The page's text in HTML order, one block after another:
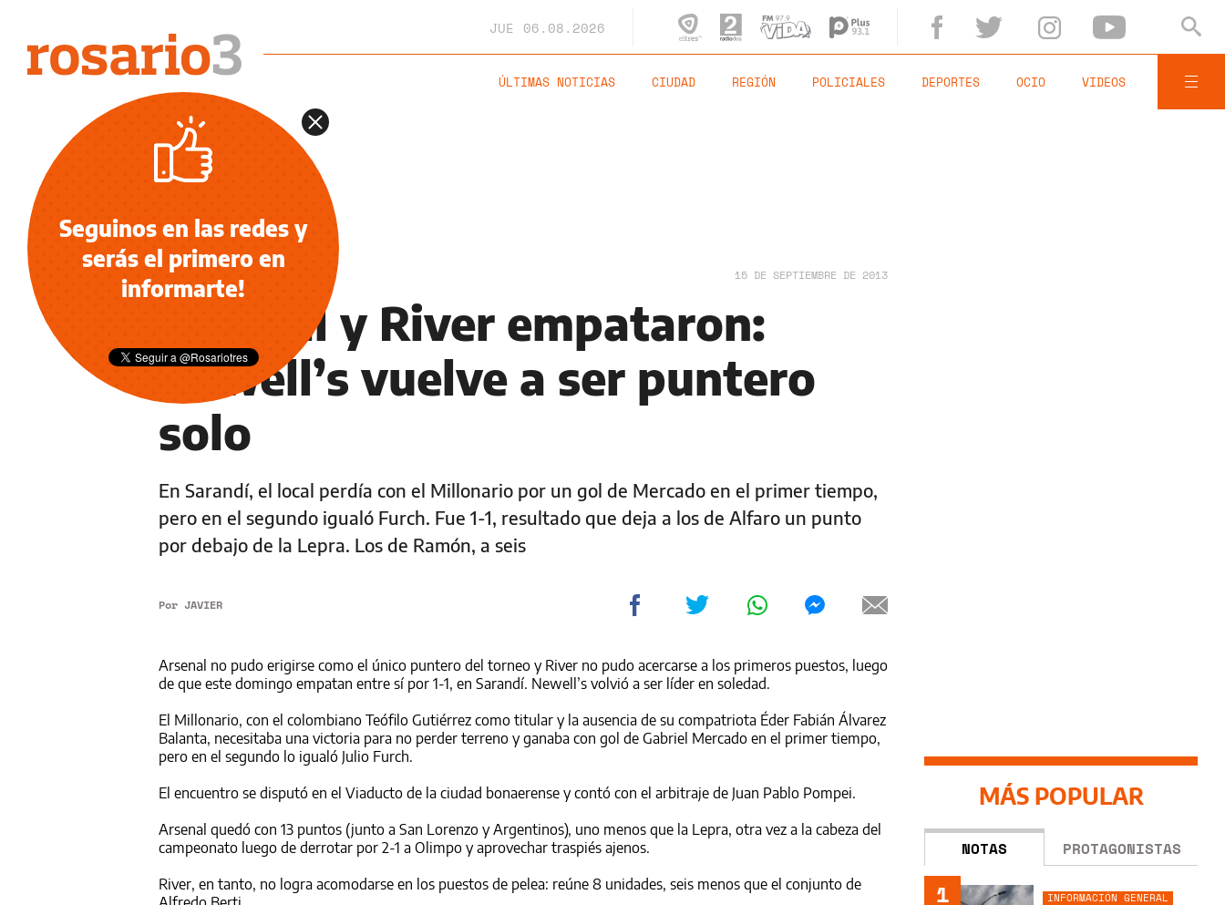
JUE 06.08.2026
ÚLTIMAS NOTICIAS CIUDAD REGIÓN POLICIALES DEPORTES OCIO VIDEOS
NOTICIAS 15 DE SEPTIEMBRE DE 2013
Arsenal y River empataron:
Newell’s vuelve a ser puntero
solo
En Sarandí, el local perdía con el Millonario por un gol de Mercado en el primer tiempo,
pero en el segundo igualó Furch. Fue 1-1, resultado que deja a los de Alfaro un punto
por debajo de la Lepra. Los de Ramón, a seis
Por JAVIER
Arsenal no pudo erigirse como el único puntero del torneo y River no pudo acercarse a los primeros puestos, luego
de que este domingo empatan entre sí por 1-1, en Sarandí. Newell’s volvió a ser líder en soledad.
El Millonario, con el colombiano Teófilo Gutiérrez como titular y la ausencia de su compatriota Éder Fabián Álvarez
Balanta, necesitaba una victoria para no perder terreno y ganaba con gol de Gabriel Mercado en el primer tiempo,
pero en el segundo lo igualó Julio Furch.
El encuentro se disputó en el Viaducto de la ciudad bonaerense y contó con el arbitraje de Juan Pablo Pompei.
Arsenal quedó con 13 puntos (junto a San Lorenzo y Argentinos), uno menos que la Lepra, otra vez a la cabeza del
campeonato luego de derrotar por 2-1 a Olimpo y aprovechar traspiés ajenos.
River, en tanto, no logra acomodarse en los puestos de pelea: reúne 8 unidades, seis menos que el conjunto de
MÁS POPULAR
NOTAS PROTAGONISTAS
1
INFORMACIÓN GENERAL
Seguinos en las redes y
serás el primero en
informarte!